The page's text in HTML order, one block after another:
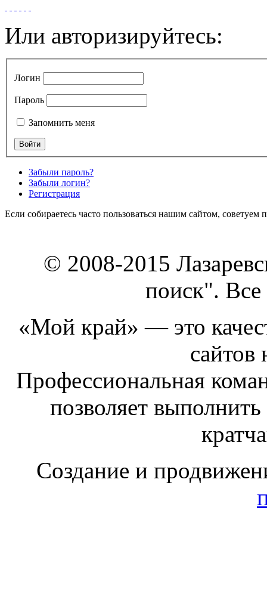
Или авторизируйтесь:
Логин
Пароль
Запомнить меня
Забыли пароль?
Забыли логин?
Регистрация
Если собираетесь часто пользоваться нашим сайтом, советуем
© 2008-2015
поиск".
«Мой край» — это
сайтов
Профессиональная
позволяет
Создание и